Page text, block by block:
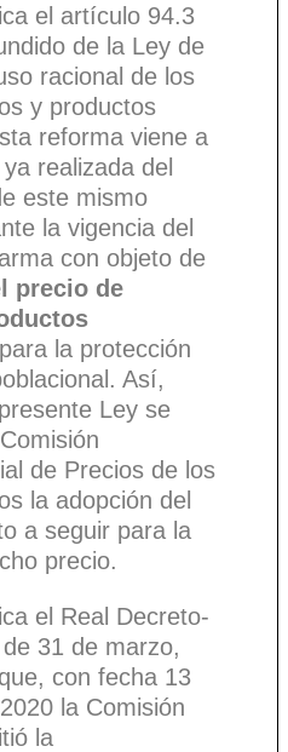
el artículo 94.3
de la Ley de
racional de los
y productos
reforma viene a
realizada del
este mismo
la vigencia del
con objeto de
precio de
para la protección
Así,
Ley se
de Precios de los
la adopción del
a seguir para la
precio.
el Real Decreto-
31 de marzo,
con fecha 13
la Comisión
la